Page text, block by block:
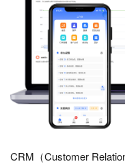
CRM（Customer